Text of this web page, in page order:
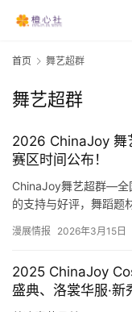
首页 舞艺超群
舞艺超群
2026 ChinaJoy 舞
赛区时间公布！
ChinaJoy舞艺超群—全
的支持与好评，舞蹈题
漫展情报 2026年3月15日
2025 ChinaJoy
盛典、洛裳华服·新